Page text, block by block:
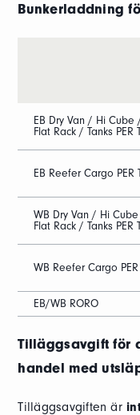
Bunkerladdning
EB Dry Van / Hi
Flat Rack / Tanks PER
EB Reefer Cargo PER
WB Dry Van / Hi
Flat Rack / Tanks PER
WB Reefer Cargo PER
EB/WB RORO
Tilläggsavgift för
handel med
Tilläggsavgiften är